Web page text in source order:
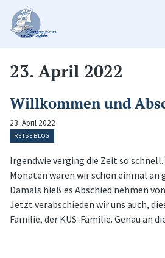
23. April 2022
Willkommen und
23. April 2022
REISEBLOG
Irgendwie verging die Zeit so
Monaten waren wir schon einmal an
Damals hieß es Abschied nehmen
Jetzt verabschieden wir uns auch,
Familie, der KUS-Familie. Genau an